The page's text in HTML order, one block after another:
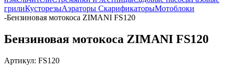
грилиКусторезыАэраторы СкарификаторыМотоблоки
-Бензиновая мотокоса ZIMANI FS120
Бензиновая мотокоса ZIMANI FS120
Артикул: FS120